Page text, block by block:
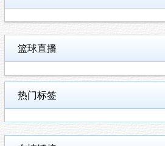
篮球直播
热门标签